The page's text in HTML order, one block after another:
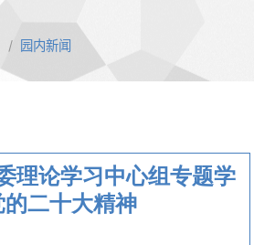
园内新闻
理论学习中心组专题学
的二十大精神